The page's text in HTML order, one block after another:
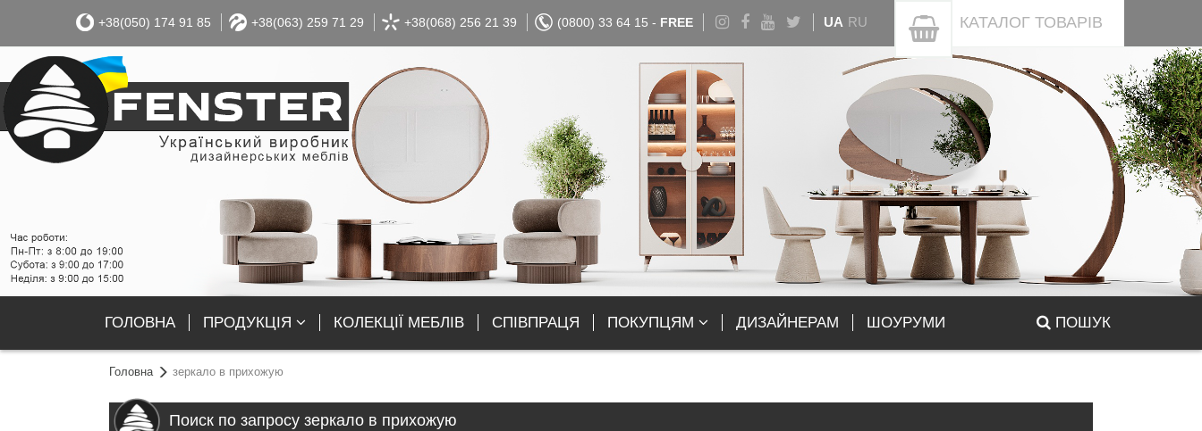
+38(050) 174 91 85 +38(063) 259 71 29 +38(068) 256 21 39 (0800) 33 64 15 - FREE UA RU КАТАЛОГ ТОВАРІВ
ГОЛОВНА ПРОДУКЦІЯ КОЛЕКЦІЇ МЕБЛІВ СПІВПРАЦЯ ПОКУПЦЯМ ДИЗАЙНЕРАМ ШОУРУМИ ПОШУК
Головна зеркало в прихожую
Поиск по запросу зеркало в прихожую